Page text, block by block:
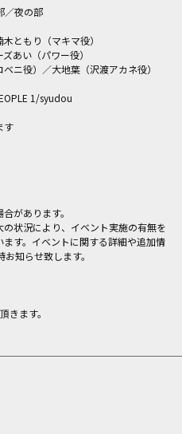
／夜の部
ともり（マキマ役）
あい（パワー役）
ニ役）／大地葉（沢渡アカネ役）
1/syudou
す
があります。
状況により、イベント実施の有無を
す。イベントに関する詳細や追加情
知らせ致します。
きます。